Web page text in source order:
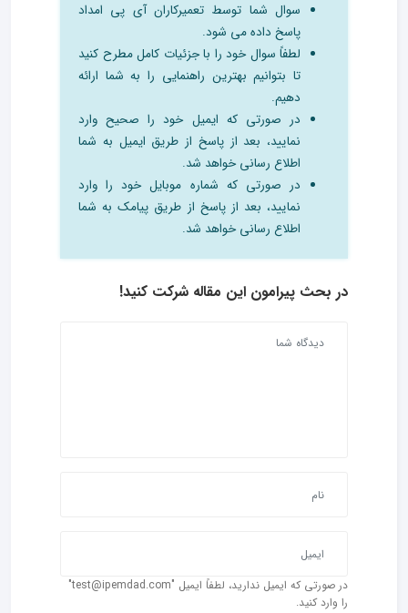
سوال شما توسط تعمیرکاران آی پی امداد
پاسخ داده می شود.
لطفاً سوال خود را با جزئیات کامل مطرح کنید
تا بتوانیم بهترین راهنمایی را به شما ارائه
دهیم.
در صورتی که ایمیل خود را صحیح وارد
نمایید، بعد از پاسخ از طریق ایمیل به شما
اطلاع رسانی خواهد شد.
در صورتی که شماره موبایل خود را وارد
نمایید، بعد از پاسخ از طریق پیامک به شما
اطلاع رسانی خواهد شد.
در بحث‌ پیرامون این مقاله شرکت کنید!
در صورتی که ایمیل ندارید، لطفاً ایمیل "test@ipemdad.com"
را وارد کنید.